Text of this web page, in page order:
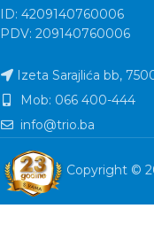
ID: 4209140760006
PDV: 209140760006
Izeta Sarajlića bb,
Mob: 066 400-444
info@trio.ba
Copyright ©